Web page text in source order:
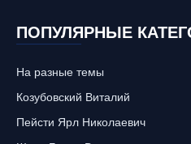
ПОПУЛЯРНЫЕ
На разные темы
Козубовский Виталий
Пейсти Ярл Николаевич